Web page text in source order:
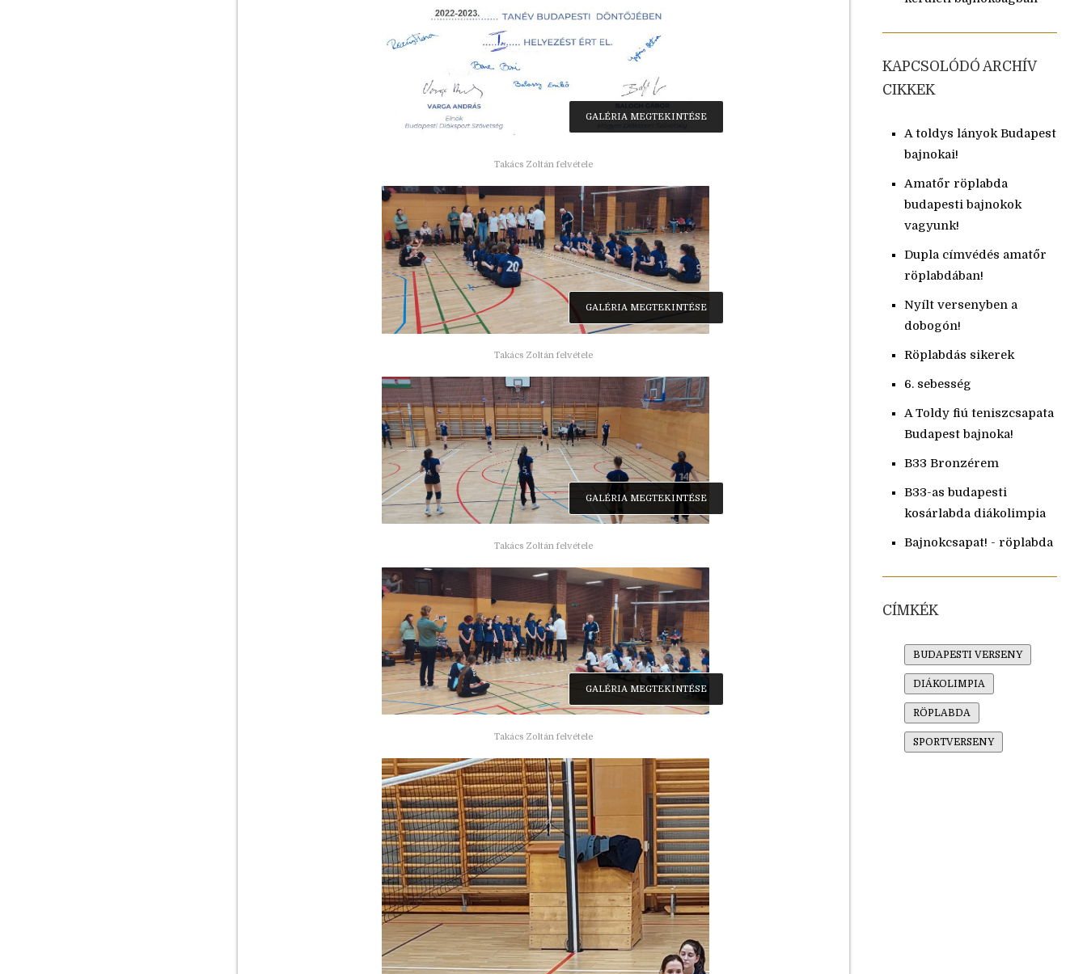
Takács Zoltán felvétele
GALÉRIA MEGTEKINTÉSE
Takács Zoltán felvétele
GALÉRIA MEGTEKINTÉSE
Takács Zoltán felvétele
GALÉRIA MEGTEKINTÉSE
Takács Zoltán felvétele
GALÉRIA MEGTEKINTÉSE
KAPCSOLÓDÓ ARCHÍV
CIKKEK
A toldys lányok Budapest
bajnokai!
Amatőr röplabda
budapesti bajnokok
vagyunk!
Dupla címvédés amatőr
röplabdában!
Nyílt versenyben a
dobogón!
Röplabdás sikerek
6. sebesség
A Toldy fiú teniszcsapata
Budapest bajnoka!
B33 Bronzérem
B33-as budapesti
kosárlabda diákolimpia
Bajnokcsapat! - röplabda
CÍMKÉK
BUDAPESTI VERSENY
DIÁKOLIMPIA
RÖPLABDA
SPORTVERSENY